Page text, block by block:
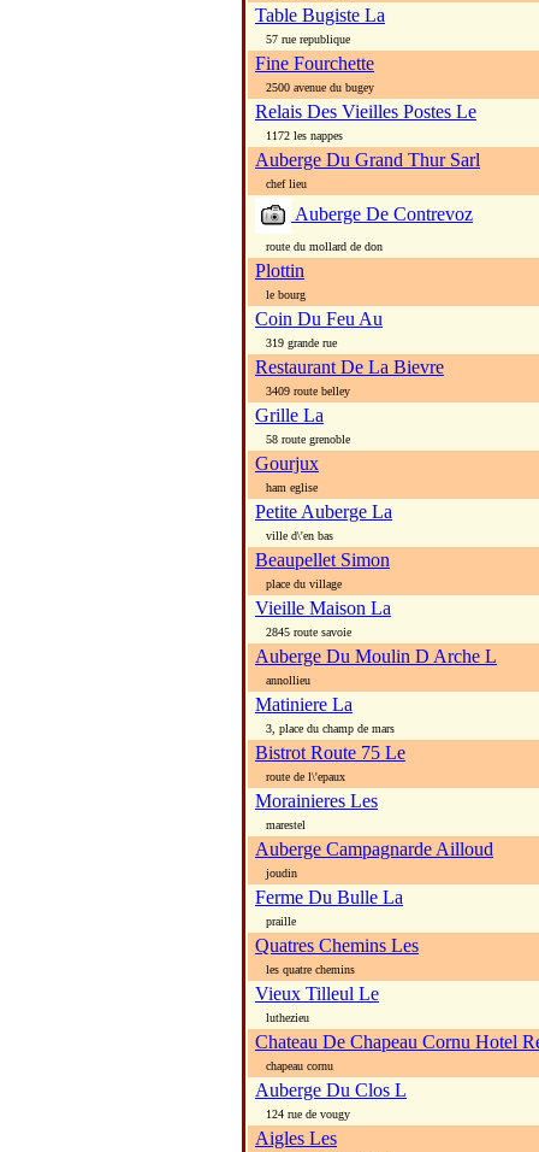
Table Bugiste La
57 rue republique
Fine Fourchette
2500 avenue du bugey
Relais Des Vieilles Postes Le
1172 les nappes
Auberge Du Grand Thur Sarl
chef lieu
Auberge De Contrevoz
route du mollard de don
Plottin
le bourg
Coin Du Feu Au
319 grande rue
Restaurant De La Bievre
3409 route belley
Grille La
58 route grenoble
Gourjux
ham eglise
Petite Auberge La
ville d\'en bas
Beaupellet Simon
place du village
Vieille Maison La
2845 route savoie
Auberge Du Moulin D Arche L
annollieu
Matiniere La
3, place du champ de mars
Bistrot Route 75 Le
route de l\'epaux
Morainieres Les
marestel
Auberge Campagnarde Ailloud
joudin
Ferme Du Bulle La
praille
Quatres Chemins Les
les quatre chemins
Vieux Tilleul Le
luthezieu
Chateau De Chapeau Cornu Hotel
chapeau cornu
Auberge Du Clos L
124 rue de vougy
Aigles Les